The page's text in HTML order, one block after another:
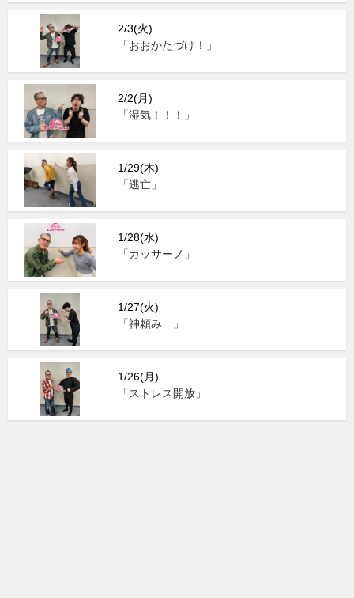
2/3(火)
「おおかたづけ！」
2/2(月)
「湿気！！！」
1/29(木)
「逃亡」
1/28(水)
「カッサーノ」
1/27(火)
「神頼み…」
1/26(月)
「ストレス開放」